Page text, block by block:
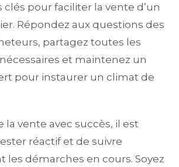
pour faciliter la vente d’un
Répondez aux questions des
partagez toutes les
et maintenez un
pour instaurer un climat de
la vente avec succès, il est
réactif et de suivre
les démarches en cours. Soyez